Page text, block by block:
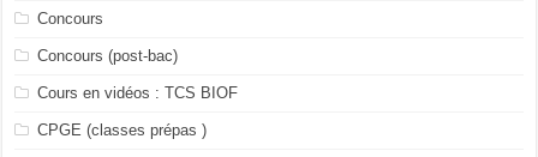
Concours
Concours (post-bac)
Cours en vidéos : TCS BIOF
CPGE (classes prépas )